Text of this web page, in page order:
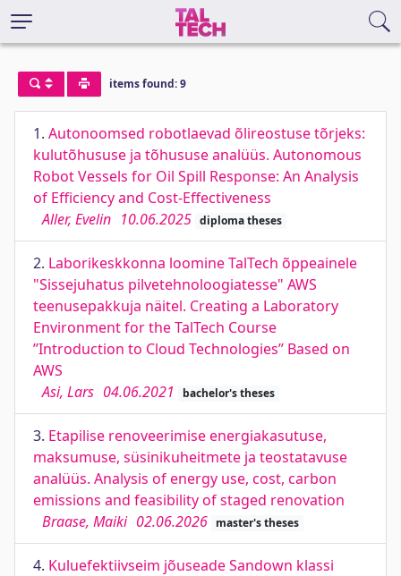
items found: 9
1. Autonoomsed robotlaevad õlireostuse tõrjeks:
kulutõhususe ja tõhususe analüüs. Autonomous
Robot Vessels for Oil Spill Response: An Analysis
of Efficiency and Cost-Effectiveness
Aller, Evelin 10.06.2025 diploma theses
2. Laborikeskkonna loomine TalTech õppeainele
"Sissejuhatus pilvetehnoloogiatesse" AWS
teenusepakkuja näitel. Creating a Laboratory
Environment for the TalTech Course
’’Introduction to Cloud Technologies’’ Based on
AWS
Asi, Lars 04.06.2021 bachelor's theses
3. Etapilise renoveerimise energiakasutuse,
maksumuse, süsinikuheitmete ja teostatavuse
analüüs. Analysis of energy use, cost, carbon
emissions and feasibility of staged renovation
Braase, Maiki 02.06.2026 master's theses
4. Kuluefektiivseim jõuseade Sandown klassi